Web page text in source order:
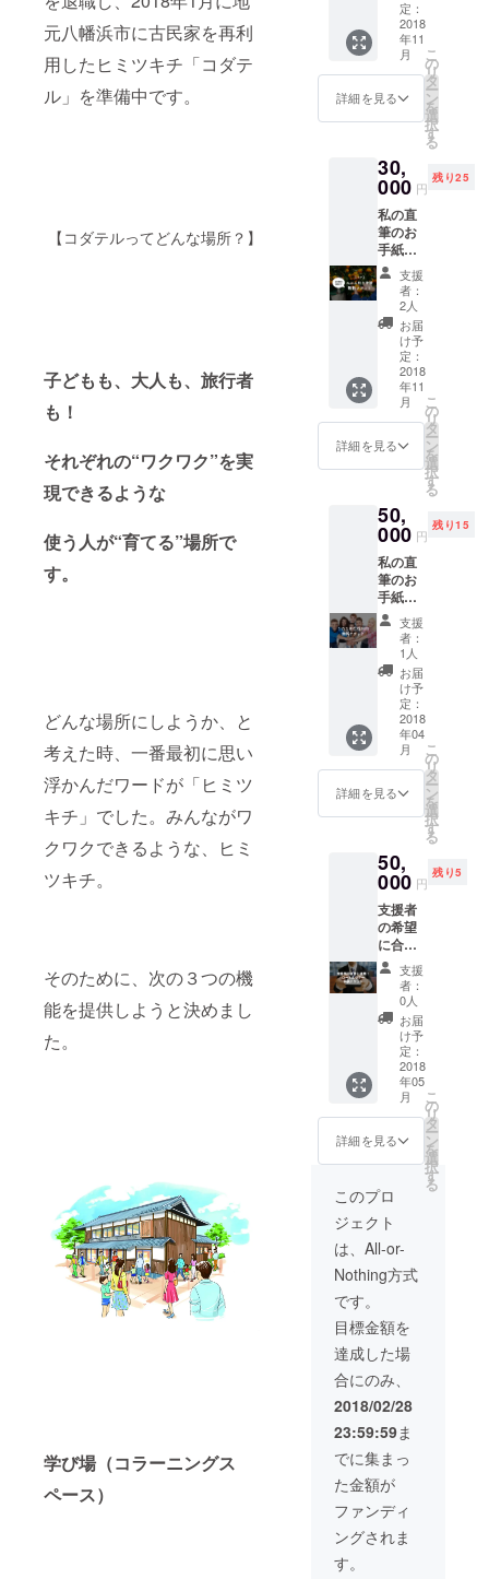
元八幡浜市に古民家を再利
用したヒミツキチ「コダテ
ル」を準備中です。
【コダテルってどんな場所？】
子どもも、大人も、旅行者
も！
それぞれの“ワクワク”を実
現できるような
使う人が“育てる”場所で
す。
どんな場所にしようか、と
考えた時、一番最初に思い
浮かんだワードが「ヒミツ
キチ」でした。みんながワ
クワクできるような、ヒミ
ツキチ。
そのために、次の３つの機
能を提供しようと決めまし
た。
学び場（コラーニングス
ペース）
ンはイ
メージ
です。
実際の
の際に
は変更
あ りま
す。 ※
Ｔシャ
ツのサ
イズは
S・M・
L・LL・
３Lから
選択い
ただけ
ます。
支援時
フォー
ムに備
ありま
すので
にお忘
れなく
ご希望
のサイ
ズを明
記お願
いいた
しま
す。 ま
た、 ※T
シャツ
はまだ
色が決
まって
おりま
せんの
で、送
付前に
メッ
でご希
望を確
認させ
ていた
だきま
す。
します
（連続
である
必要は
ありま
せ
泊無料
で泊ま
れるチ
ケット
をお送
りしま
す。 宿
泊はド
ミト
リータ
イプに
なりま
す。
る愛媛
県八幡
浜産温
州みか
んの収
穫体験
（約１
時間）
できま
す。み
かん収
穫体験
後には
お土産
のみか
んをプ
レゼン
トしま
す。
（参
考）
http://w
ww.kiw
ami-
mikan.n
料で泊
まれる
チケッ
トをお
送りし
ます。
宿泊は
ドミト
リータ
イプに
なりま
す。
定：
2018
年11
月
詳細を見る
こ
の
リ
タ
ー
ン
を
選
択
す
る
30,
000 円
残り25
私の直
筆のお
手紙を
お送り
しま
す。 私
の実家
がつく
る愛媛
県八幡
浜産温
州みか
んの収
穫体験
（約１
時間）
参加で
きま
す。み
かん収
穫体験
後には
お土産
のみか
んをプ
レゼン
トしま
す。
（参
考）
http://w
ww.kiw
ami-
mikan.n
１泊無
料で泊
まれる
ペアチ
ケット
をお送
りしま
す。 宿
泊はド
ミト
リータ
イプ
（時期
によっ
ては個
室タイ
プへの
になり
支援
者：
2人
お届
け予
定：
2018
年11
月
詳細を見る
こ
の
リ
タ
ー
ン
を
選
択
す
る
50,
000 円
残り15
私の直
筆のお
手紙を
お送り
しま
す。 コ
ダテル
で１泊
２日合
宿利用
ができ
る無料
チケッ
トをお
送りし
ます。
数の制
限はあ
りませ
んの
で、会
社やグ
ルー
プ・団
体など
の合宿
で利用
可能で
す（宿
泊や自
炊も可
能）。
支援
者：
1人
お届
け予
定：
2018
年04
月
詳細を見る
こ
の
リ
タ
ー
ン
を
選
択
す
る
50,
000 円
残り5
支援者
の希望
に合わ
せて、
愛媛県
内のお
すすめ
の企
業・事
業先を
巡る1日
のツ
アーを
ご提案
しま
す。 各
現場を
訪ね、
生の声
を聞く
ことや
社長等
するこ
とがで
きま
す。 さ
らに
は、ツ
アーを
キッカ
ケに商
談、共
同開発
等につ
なげて
支援
者：
0人
お届
け予
定：
2018
年05
月
詳細を見る
こ
の
リ
タ
ー
ン
を
選
択
す
る
このプロ
ジェクト
は、All-or-
Nothing方式
です。
目標金額を
達成した場
合にのみ、
2018/02/28
23:59:59ま
でに集まっ
た金額が
ファンディ
ングされま
す。